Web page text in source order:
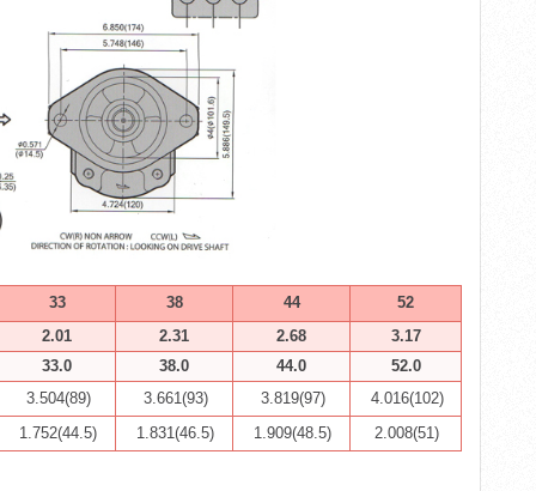
33 38 44
52
2.01
2.31 2.68
3.17
33.0
38.0 44.0
52.0
3.504(89)
3.661(93) 3.819(97)
4.016(102)
1.752(44.5)
1.831(46.5) 1.909(48.5) 2.008(51)